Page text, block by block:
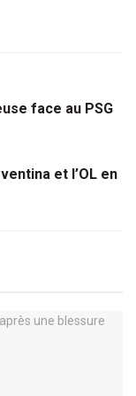
face au PSG
et l’OL en